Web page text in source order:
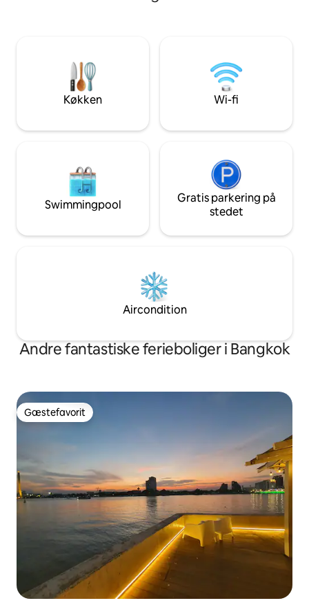
du har brug for en ekstra sovesofa,
bedes du angive 3 gæster, når du
booker, og kontakte os efter bookingen
for at give os besked. Vi sørger for, at
inden du tjekker ind.) Prisen for
fitnesscenteret, swimmingpoolen og
kontorfællesskabet.
tilføje en
udfylde antallet
efter booking, at
ophold!️) Prisen
samt prisen for
swimmingpoolen
Køkken Wi-fi
Swimmingpool
Gratis parkering på
stedet
Aircondition
Andre fantastiske ferieboliger i Bangkok
Gæstefavorit
Gæstefavorit